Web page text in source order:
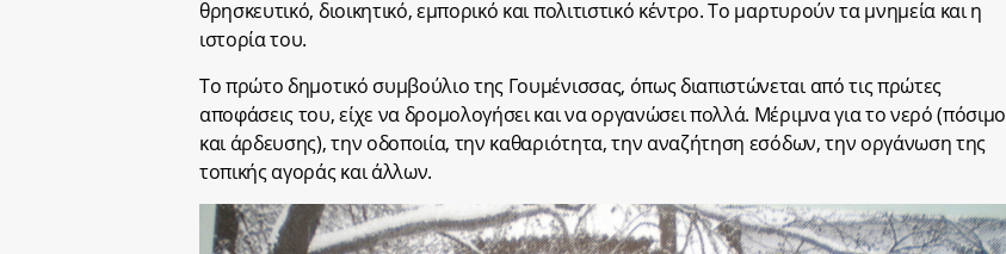
θρησκευτικό, διοικητικό, εμπορικό και πολιτιστικό κέντρο. Το μαρτυρούν τα μνημεία και η
ιστορία του.
Το πρώτο δημοτικό συμβούλιο της Γουμένισσας, όπως διαπιστώνεται από τις πρώτες
αποφάσεις του, είχε να δρομολογήσει και να οργανώσει πολλά. Μέριμνα για το νερό (πόσιμο
και άρδευσης), την οδοποιία, την καθαριότητα, την αναζήτηση εσόδων, την οργάνωση της
τοπικής αγοράς και άλλων.